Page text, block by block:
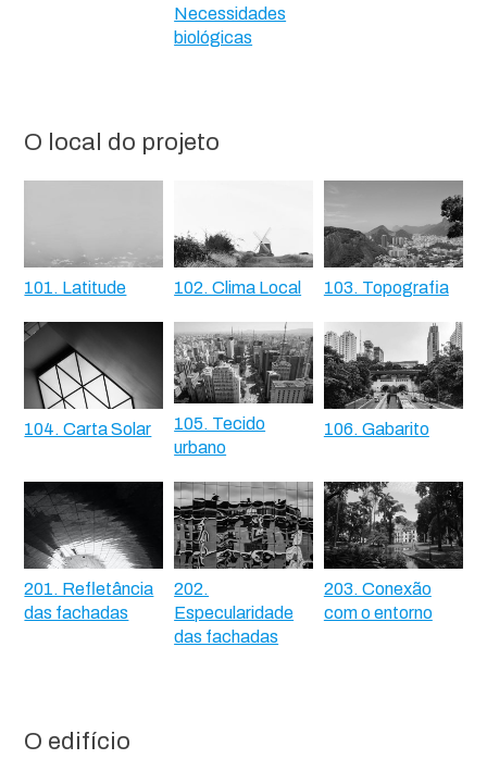
Necessidades
biológicas
O local do projeto
101. Latitude 102. Clima Local 103. Topografia
104. Carta Solar
105. Tecido
urbano
106. Gabarito
201. Refletância
das fachadas
202.
Especularidade
das fachadas
203. Conexão
com o entorno
O edifício